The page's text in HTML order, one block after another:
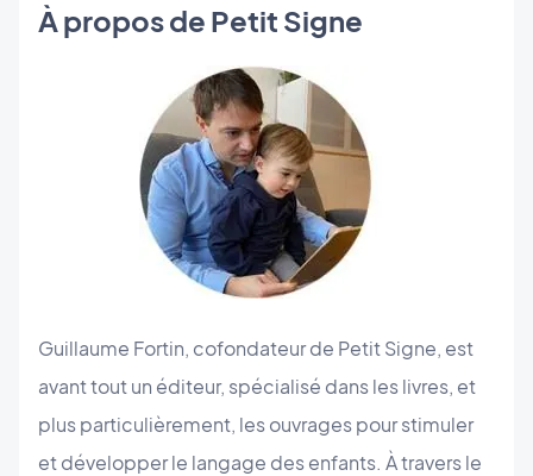
À propos de Petit Signe
Guillaume Fortin, cofondateur de Petit Signe, est
avant tout un éditeur, spécialisé dans les livres, et
plus particulièrement, les ouvrages pour stimuler
et développer le langage des enfants. À travers le